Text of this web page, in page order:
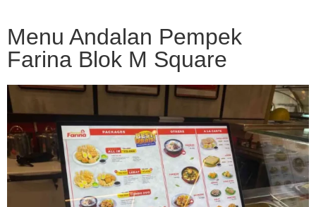
Menu Andalan Pempek
Farina Blok M Square